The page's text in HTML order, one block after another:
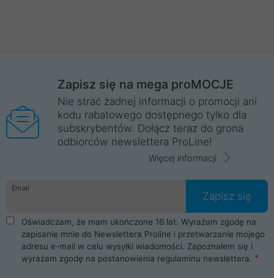
Zapisz się na mega proMOCJE
Nie strać żadnej informacji o promocji ani
kodu rabatowego dostępnego tylko dla
subskrybentów. Dołącz teraz do grona
odbiorców newslettera ProLine!
Więcej informacji
Email
Zapisz się
Oświadczam, że mam ukończone 16 lat. Wyrażam zgodę na
zapisanie mnie do Newslettera Proline i przetwarzanie mojego
adresu e-mail w celu wysyłki wiadomości. Zapoznałem się i
wyrażam zgodę na postanowienia regulaminu newslettera.